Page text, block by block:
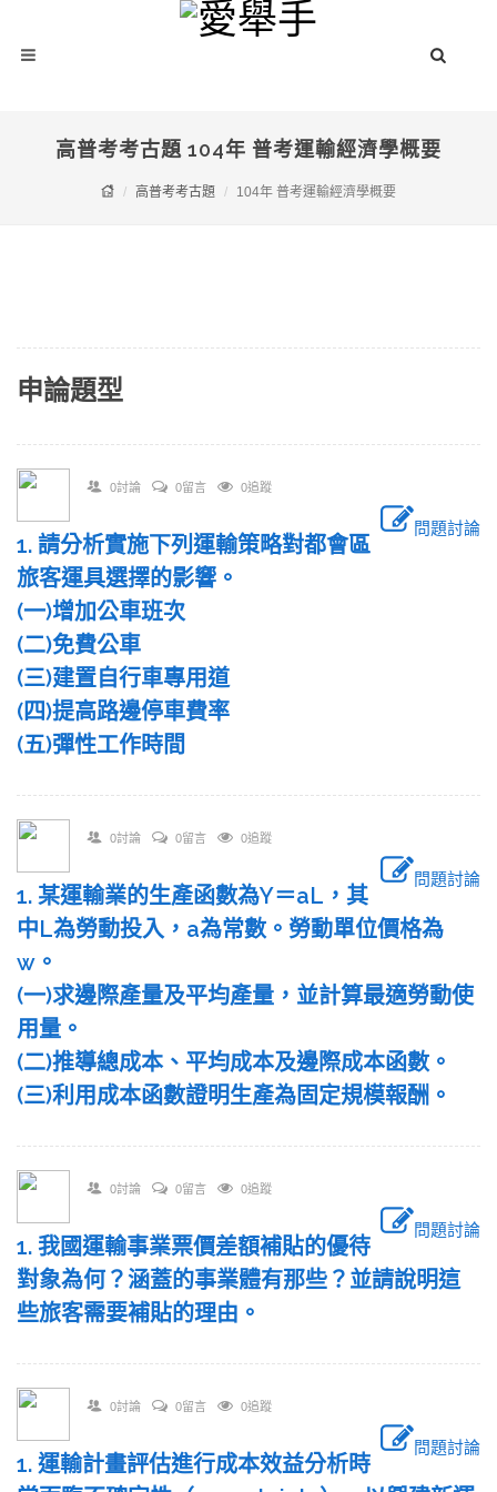
高普考考古題 104年 普考運輸經濟學概要
高普考考古題 104年 普考運輸經濟學概要
申論題型
0討論 0留言 0追蹤
問題討論
1. 請分析實施下列運輸策略對都會區
旅客運具選擇的影響。
(一)增加公車班次
(二)免費公車
(三)建置自行車專用道
(四)提高路邊停車費率
(五)彈性工作時間
0討論 0留言 0追蹤
問題討論
1. 某運輸業的生產函數為Y＝aL，其
中L為勞動投入，a為常數。勞動單位價格為
w。
(一)求邊際產量及平均產量，並計算最適勞動使
用量。
(二)推導總成本、平均成本及邊際成本函數。
(三)利用成本函數證明生產為固定規模報酬。
0討論 0留言 0追蹤
問題討論
1. 我國運輸事業票價差額補貼的優待
對象為何？涵蓋的事業體有那些？並請說明這
些旅客需要補貼的理由。
0討論 0留言 0追蹤
問題討論
1. 運輸計畫評估進行成本效益分析時